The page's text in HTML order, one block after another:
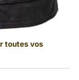
toutes vos